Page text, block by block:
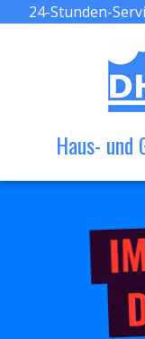
24-Stunden-
Haus- und